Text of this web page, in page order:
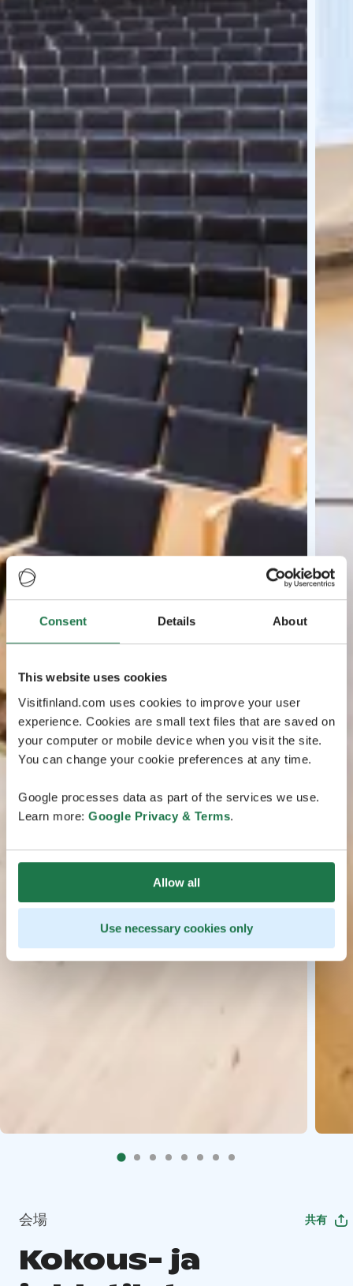
Consent Details About
This website uses cookies
Visitfinland.com uses cookies to improve your user
experience. Cookies are small text files that are saved on
your computer or mobile device when you visit the site.
You can change your cookie preferences at any time.
Google processes data as part of the services we use.
Learn more: Google Privacy & Terms.
Allow all
Use necessary cookies only
会場 共有
Kokous- ja